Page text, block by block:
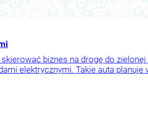
biznes na drogę do
elektrycznymi. Takie auta planuje